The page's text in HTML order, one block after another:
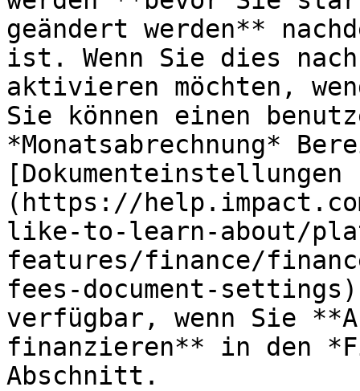
geändert werden**
ist. Wenn Sie dies
aktivieren möchten,
Sie können einen
*Monatsabrechnung*
(https://
like-to-learn-about/
features/finance/
fees-document-
verfügbar, wenn Sie
finanzieren** in den
Abschnitt.